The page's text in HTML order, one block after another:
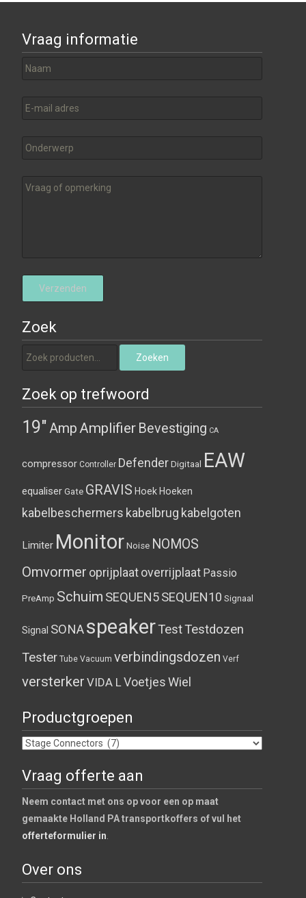
Vraag informatie
Zoek
Zoeken naar: Zoeken
Zoek op trefwoord
19"AmpAmplifier Bevestiging CA
compressor Controller Defender Digitaal EAW
equaliser Gate GRAVIS Hoek Hoeken
kabelbeschermers kabelbrug kabelgoten
Limiter Monitor Noise NOMOS
Omvormer oprijplaatoverrijplaat Passio
PreAmp Schuim SEQUEN5SEQUEN10 Signaal
Signal SONAspeakerTestTestdozen
Tester Tube Vacuum verbindingsdozen Verf
versterker VIDA LVoetjesWiel
Productgroepen
Vraag offerte aan
Neem contact met ons op voor een op maat
gemaakte Holland PA transportkoffers of vul het
offerteformulier in
Over ons